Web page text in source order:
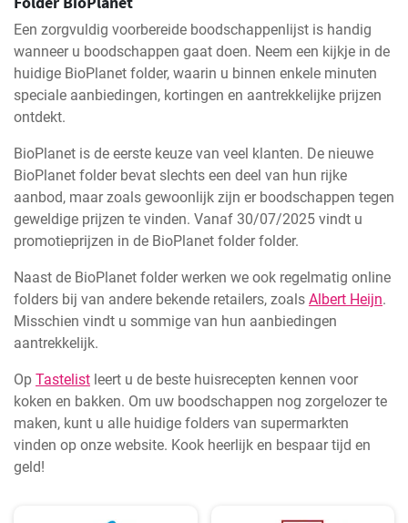
Een zorgvuldig voorbereide boodschappenlijst is handig
wanneer u boodschappen gaat doen. Neem een kijkje in de
huidige BioPlanet folder, waarin u binnen enkele minuten
speciale aanbiedingen, kortingen en aantrekkelijke prijzen
ontdekt.
BioPlanet is de eerste keuze van veel klanten. De nieuwe
BioPlanet folder bevat slechts een deel van hun rijke
aanbod, maar zoals gewoonlijk zijn er boodschappen tegen
geweldige prijzen te vinden. Vanaf 30/07/2025 vindt u
promotieprijzen in de BioPlanet folder folder.
Naast de BioPlanet folder werken we ook regelmatig online
folders bij van andere bekende retailers, zoals Albert Heijn.
Misschien vindt u sommige van hun aanbiedingen
aantrekkelijk.
Op Tastelist leert u de beste huisrecepten kennen voor
koken en bakken. Om uw boodschappen nog zorgelozer te
maken, kunt u alle huidige folders van supermarkten
vinden op onze website. Kook heerlijk en bespaar tijd en
geld!